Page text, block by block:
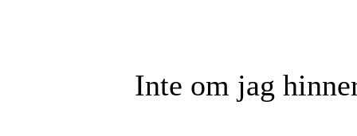
Inte om jag